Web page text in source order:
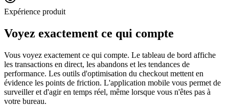
Expérience produit
Voyez exactement ce qui compte
Vous voyez exactement ce qui compte. Le tableau de bord affiche
les transactions en direct, les abandons et les tendances de
performance. Les outils d'optimisation du checkout mettent en
évidence les points de friction. L'application mobile vous permet de
surveiller et d'agir en temps réel, même lorsque vous n'êtes pas à
votre bureau.